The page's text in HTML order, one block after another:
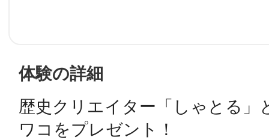
URLをコピー
体験の詳細
歴史クリエイター「しゃとる」
ワコをプレゼント！